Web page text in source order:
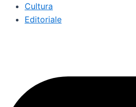
Cultura
Editoriale